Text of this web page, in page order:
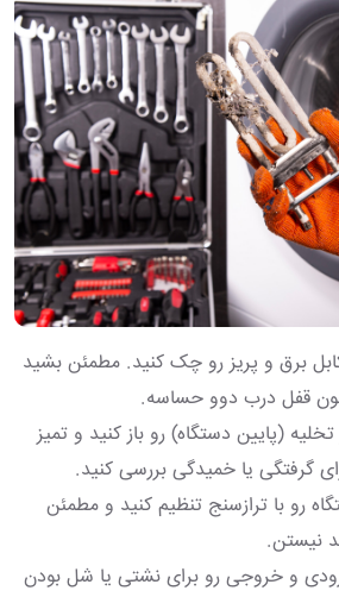
برق و پریز رو چک کنید. مطمئن بشید
قفل درب دوو حساسه.
تخلیه (پایین دستگاه) رو باز کنید و تمیز
گرفتگی یا خمیدگی بررسی کنید.
رو با ترازسنج تنظیم کنید و مطمئن
نیستن.
و خروجی رو برای نشتی یا شل بودن